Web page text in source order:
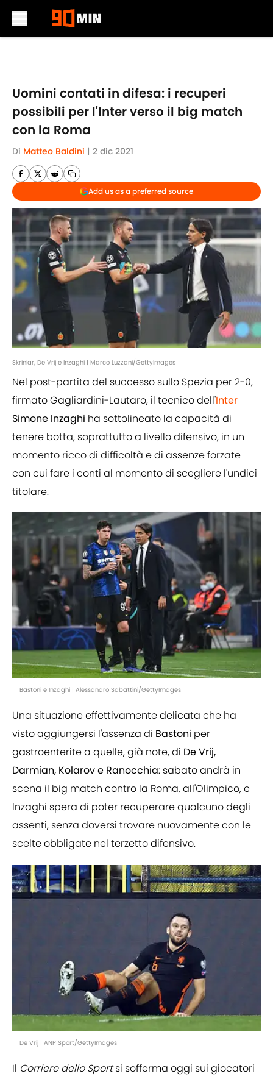
Uomini contati in difesa: i recuperi
possibili per l'Inter verso il big match
con la Roma
Di Matteo Baldini | 2 dic 2021
Add us as a preferred source
Skriniar, De Vrij e Inzaghi | Marco Luzzani/GettyImages
Nel post-partita del successo sullo Spezia per 2-0,
firmato Gagliardini-Lautaro, il tecnico dell'Inter
Simone Inzaghi ha sottolineato la capacità di
tenere botta, soprattutto a livello difensivo, in un
momento ricco di difficoltà e di assenze forzate
con cui fare i conti al momento di scegliere l'undici
titolare.
Bastoni e Inzaghi | Alessandro Sabattini/GettyImages
Una situazione effettivamente delicata che ha
visto aggiungersi l'assenza di Bastoni per
gastroenterite a quelle, già note, di De Vrij,
Darmian, Kolarov e Ranocchia: sabato andrà in
scena il big match contro la Roma, all'Olimpico, e
Inzaghi spera di poter recuperare qualcuno degli
assenti, senza doversi trovare nuovamente con le
scelte obbligate nel terzetto difensivo.
De Vrij | ANP Sport/GettyImages
Il Corriere dello Sportsi sofferma oggi sui giocatori